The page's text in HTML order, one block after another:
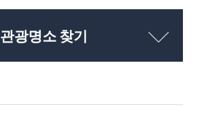
관광명소 찾기